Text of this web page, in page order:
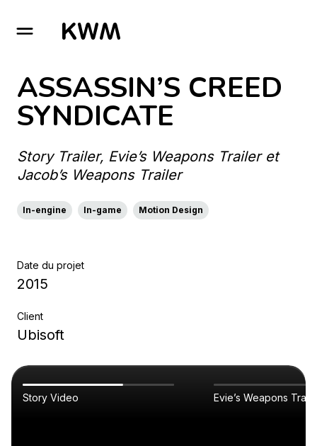
GO TO HOMEPAGE
ASSASSIN’S CREED
SYNDICATE
Story Trailer, Evie’s Weapons Trailer et
Jacob’s Weapons Trailer
In-engine In-game Motion Design
Date du projet
2015
Client
Ubisoft
Story Video Evie’s Weapons